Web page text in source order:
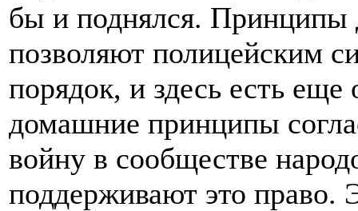
бы и поднялся. Принципы
позволяют полицейским
порядок, и здесь есть еще
домашние принципы
войну в сообществе
поддерживают это право.